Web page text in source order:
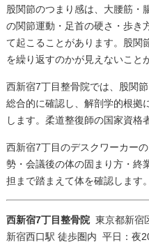
股関節のつまり感は、大腰筋・
の関節運動・足首の硬さ・歩き
て起こることがあります。股関
を繰り返すのかが見えないこと
西新宿7丁目整骨院では、股関
総合的に確認し、解剖学的根拠
します。柔道整復師の国家資格
西新宿7丁目のデスクワーカー
勢・会議後の体の固まり方・終
担まで踏まえて体を確認します
西新宿7丁目整骨院 東京都新宿
新宿西口駅 徒歩圏内 平日：夜